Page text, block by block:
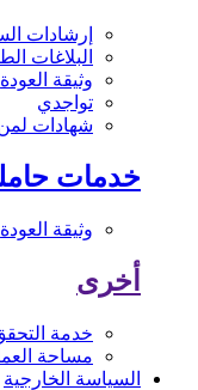
إرشادات
البلاغات
وثيقة العودة
تواجدي
شهادات لمن
خدمات
وثيقة العودة
أخرى
خدمة
مساحة
السياسة الخارجية